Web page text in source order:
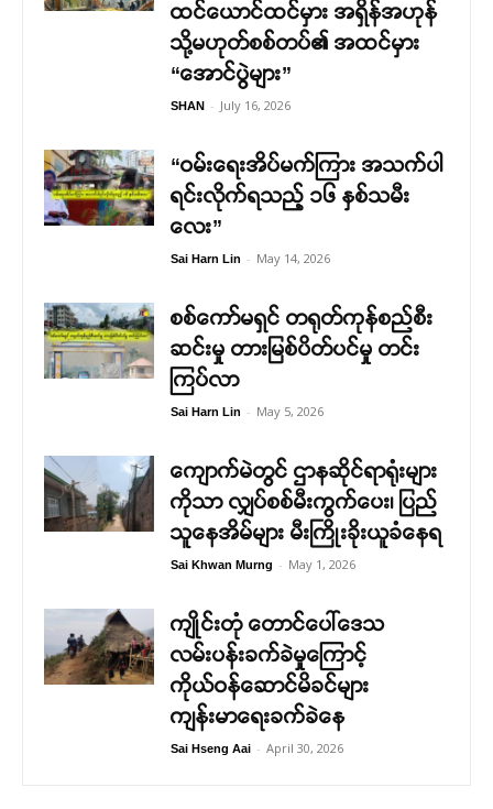
ထင်ယောင်ထင်မှား အရှိန်အဟုန်
သို့မဟုတ်စစ်တပ်၏ အထင်မှား
“အောင်ပွဲများ”
SHAN - July 16, 2026
“ဝမ်းရေးအိပ်မက်ကြား အသက်ပါ
ရင်းလိုက်ရသည့် ၁၆ နှစ်သမီး
လေး”
Sai Harn Lin - May 14, 2026
စစ်ကော်မရှင် တရုတ်ကုန်စည်စီး
ဆင်းမှု တားမြစ်ပိတ်ပင်မှု တင်း
ကြပ်လာ
Sai Harn Lin - May 5, 2026
ကျောက်မဲတွင် ဌာနဆိုင်ရာရုံးများ
ကိုသာ လျှပ်စစ်မီးကွက်ပေး၊ ပြည်
သူနေအိမ်များ မီးကြိုးခိုးယူခံနေရ
Sai Khwan Murng - May 1, 2026
ကျိုင်းတုံ တောင်ပေါ်ဒေသ
လမ်းပန်းခက်ခဲမှုကြောင့်
ကိုယ်ဝန်ဆောင်မိခင်များ
ကျန်းမာရေးခက်ခဲနေ
Sai Hseng Aai - April 30, 2026